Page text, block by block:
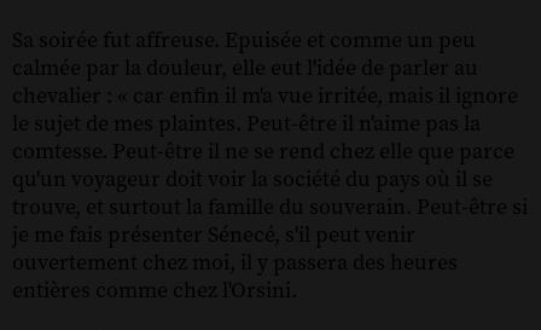
Sa soirée fut affreuse. Epuisée et comme un peu
calmée par la douleur, elle eut l'idée de parler au
chevalier : « car enfin il m'a vue irritée, mais il ignore
le sujet de mes plaintes. Peut-être il n'aime pas la
comtesse. Peut-être il ne se rend chez elle que parce
qu'un voyageur doit voir la société du pays où il se
trouve, et surtout la famille du souverain. Peut-être si
je me fais présenter Sénecé, s'il peut venir
ouvertement chez moi, il y passera des heures
entières comme chez l'Orsini.